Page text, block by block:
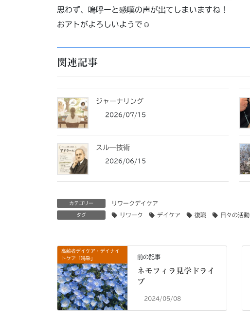
思わず、嗚呼ーと感嘆の声が出てしまいますね！
おアトがよろしいようで☺
関連記事
ジャーナリング
2026/07/15
スル―技術
2026/06/15
カテゴリー リワークデイケア
タグ リワーク デイケア 復職 日々の活動
高齢者デイケア・デイナイ
トケア「喝采」
前の記事
ネモフィラ見学ドライ
ブ
2024/05/08